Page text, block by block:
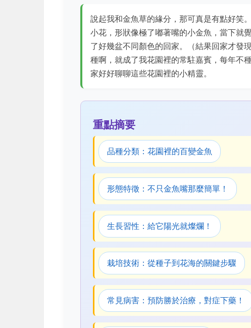
說起我和金魚草的緣分，那可真是有點好笑
小花，形狀像極了嘟著嘴的小金魚，當下就
了好幾盆不同顏色的回家。（結果回家才發
種啊，就成了我花園裡的常駐嘉賓，每年不
家好好聊聊這些花園裡的小精靈。
重點摘要
品種分類：花園裡的百變金魚
形態特徵：不只金魚嘴那麼簡單！
生長習性：給它陽光就燦爛！
栽培技術：從種子到花海的關鍵步驟
常見病害：預防勝於治療，對症下藥！